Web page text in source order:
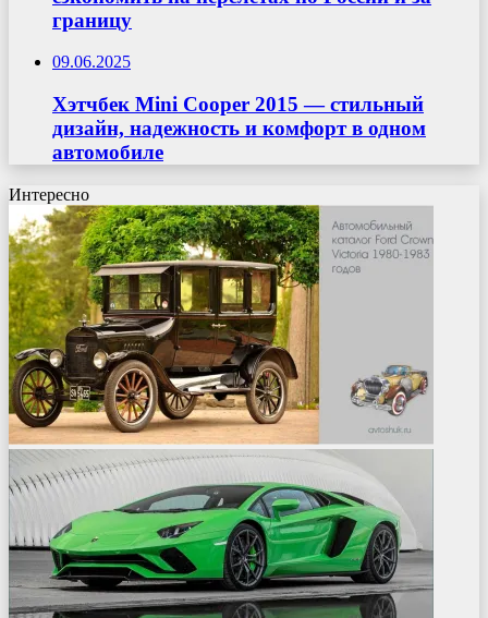
границу
09.06.2025
Хэтчбек Mini Cooper 2015 — стильный
дизайн, надежность и комфорт в одном
автомобиле
Интересно